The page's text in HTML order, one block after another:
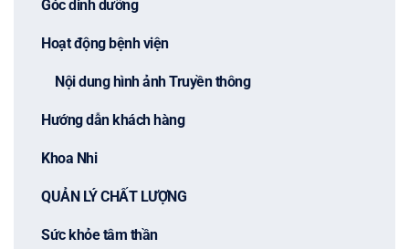
Góc dinh dưỡng
Hoạt động bệnh viện
Nội dung hình ảnh Truyền thông
Hướng dẫn khách hàng
Khoa Nhi
QUẢN LÝ CHẤT LƯỢNG
Sức khỏe tâm thần